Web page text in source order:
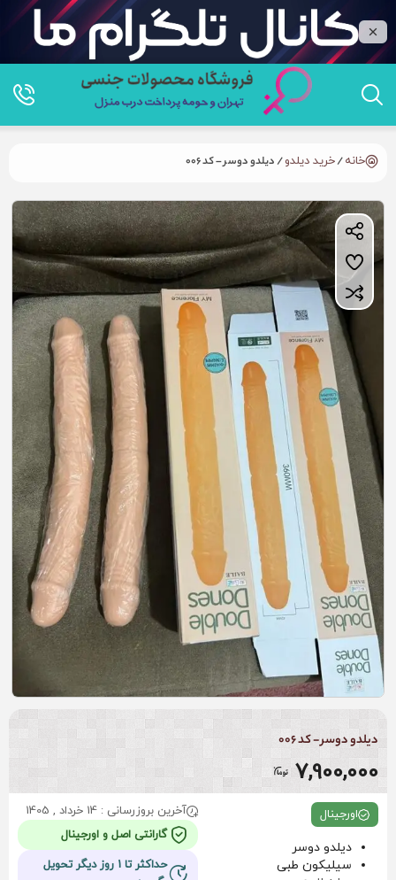
خانه/خرید دیلدو/ دیلدو دوسر – کد 006
دیلدو دوسر - کد 006
7,900,000
اورجینال
دیلدو دوسر
سیلیکون طبی
آخرین بروزرسانی : 14 خرداد , 1405
گارانتی اصل و اورجینال
حداکثر تا 1 روز دیگر تحویل